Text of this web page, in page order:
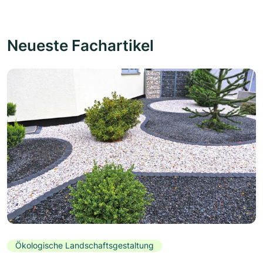
Neueste Fachartikel
Ökologische Landschaftsgestaltung